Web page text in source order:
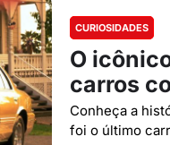
CURIOSIDADES
O
carros
Conheça a
foi o último